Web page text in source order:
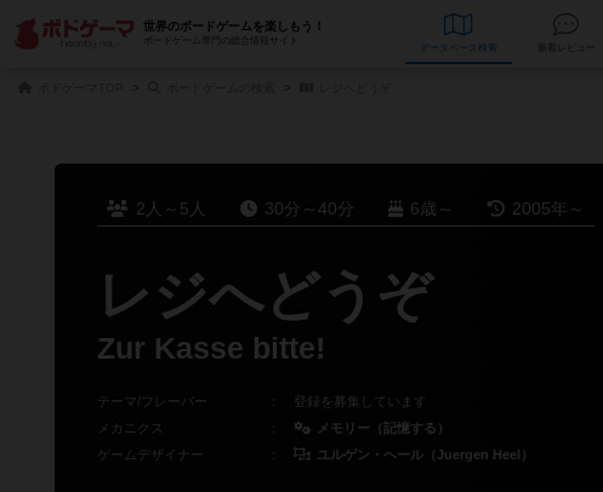
世界のボードゲームを楽しもう！
ボードゲーム専門の総合情報サイト
データベース
2人～5人 30分～40分 6歳～ 2005年～
レジへどうぞ
Zur Kasse bitte!
テーマ/フレーバー ：
登録を募集しています
メカニクス
：
メモリー（記憶する）
ゲームデザイナー
： ユルゲン・ヘール（Juergen Heel）